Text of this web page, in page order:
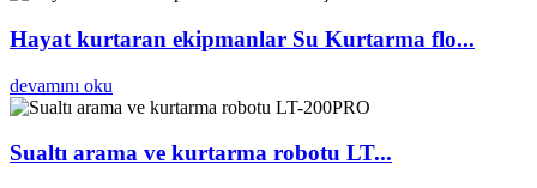
Hayat kurtaran ekipmanlar Su Kurtarma flo...
devamını oku
Sualtı arama ve kurtarma robotu LT...